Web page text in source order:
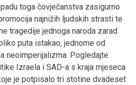
toga čovječanstva zasigurno
najnižih ljudskih strasti te
tragedije jednoga naroda zarad
puta istakao, jednome od
neoimperijalizma. Pogledajte
Izraela i SAD-a s kraja mjeseca
je potpisalo tri stotine dvadeset